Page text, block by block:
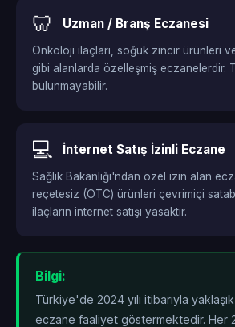
🦷 Uzman / Branş Eczanesi
Onkoloji ilaçları, soğuk zincir ürünleri
gibi alanlarda özelleşmiş eczanelerdir.
bulunmayabilir.
💻 İnternet Satış İzinli Eczane
Sağlık Bakanlığı'ndan özel izin alan
reçetesiz (OTC) ürünleri çevrimiçi
ilaçların internet satışı yasaktır.
Bilgi:
Türkiye'de 2024 yılı itibarıyla
eczane faaliyet göstermektedir. Her